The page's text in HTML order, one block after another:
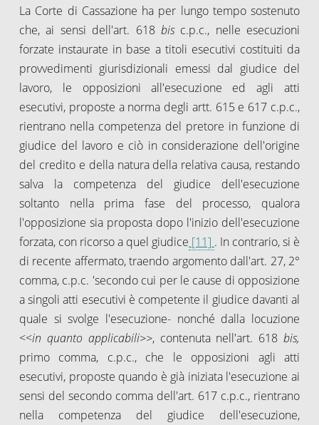
La Corte di Cassazione ha per lungo tempo sostenuto
che, ai sensi dell'art. 618 bis c.p.c., nelle esecuzioni
forzate instaurate in base a titoli esecutivi costituiti da
provvedimenti giurisdizionali emessi dal giudice del
lavoro, le opposizioni all'esecuzione ed agli atti
esecutivi, proposte a norma degli artt. 615 e 617 c.p.c.,
rientrano nella competenza del pretore in funzione di
giudice del lavoro e ciò in considerazione dell'origine
del credito e della natura della relativa causa, restando
salva la competenza del giudice dell'esecuzione
soltanto nella prima fase del processo, qualora
l'opposizione sia proposta dopo l'inizio dell'esecuzione
forzata, con ricorso a quel giudice [11] . In contrario, si è
di recente affermato, traendo argomento dall'art. 27, 2°
comma, c.p.c. 'secondo cui per le cause di opposizione
a singoli atti esecutivi è competente il giudice davanti al
quale si svolge l'esecuzione- nonché dalla locuzione
<<in quanto applicabili>>, contenuta nell'art. 618bis,
primo comma, c.p.c., che le opposizioni agli atti
esecutivi, proposte quando è già iniziata l'esecuzione ai
sensi del secondo comma dell'art. 617 c.p.c., rientrano
nella competenza del giudice dell'esecuzione,